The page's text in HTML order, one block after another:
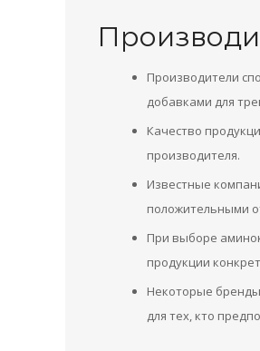
Производители
добавками для
Качество
производителя.
Известные
положительными
При выборе
продукции
Некоторые
для тех, кто